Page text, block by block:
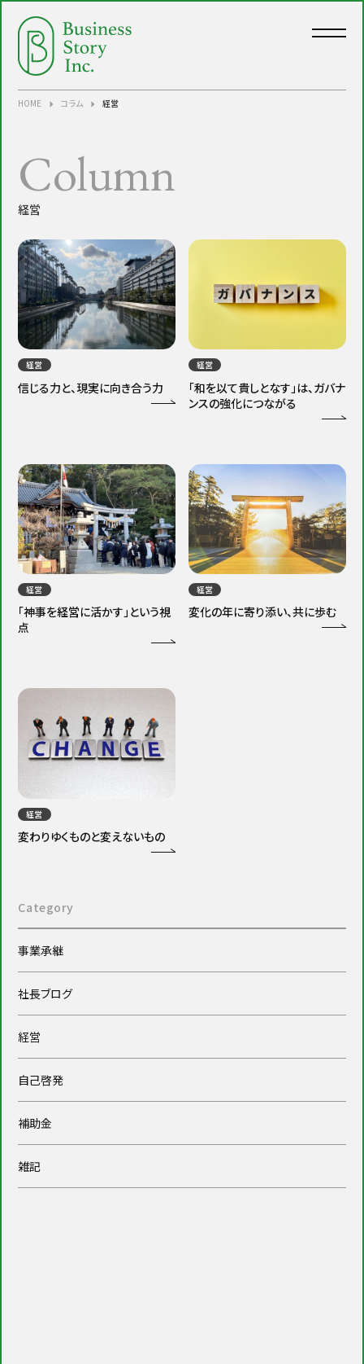
HOME コラム 経営
Column
経営
経営
信じる力と、現実に向き合う力
経営
「和を以て貴しとなす」は、ガバナ
ンスの強化につながる
経営
「神事を経営に活かす」という視
点
経営
変化の年に寄り添い、共に歩む
経営
変わりゆくものと変えないもの
Category
事業承継
社長ブログ
経営
自己啓発
補助金
雑記